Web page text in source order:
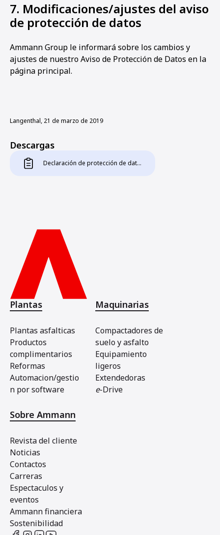
7. Modificaciones/ajustes del aviso
de protección de datos
Ammann Group le informará sobre los cambios y
ajustes de nuestro Aviso de Protección de Datos en la
página principal.
Langenthal, 21 de marzo de 2019
Descargas
Declaración de protección de datos
Plantas
Plantas asfalticas
Productos
complimentarios
Reformas
Automacion/gestio
n por software
Maquinarias
Compactadores de
suelo y asfalto
Equipamiento
ligeros
Extendedoras
e-Drive
Sobre Ammann
Revista del cliente
Noticias
Contactos
Carreras
Espectaculos y
eventos
Ammann financiera
Sostenibilidad